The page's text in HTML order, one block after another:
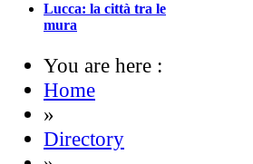
Lucca: la città tra le
mura
You are here :
Home
»
Directory